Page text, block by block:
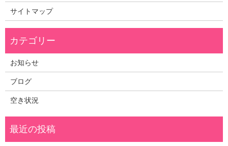
サイトマップ
お知らせ
ブログ
空き状況